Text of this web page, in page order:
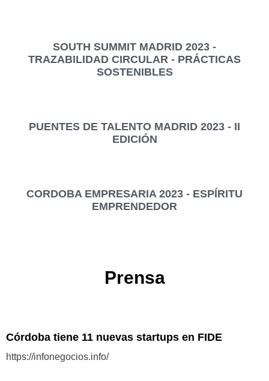
SOUTH SUMMIT MADRID 2023 -
TRAZABILIDAD CIRCULAR - PRÁCTICAS
SOSTENIBLES
PUENTES DE TALENTO MADRID 2023 - II
EDICIÓN
CORDOBA EMPRESARIA 2023 - ESPÍRITU
EMPRENDEDOR
Prensa
Córdoba tiene 11 nuevas startups en FIDE
https://infonegocios.info/